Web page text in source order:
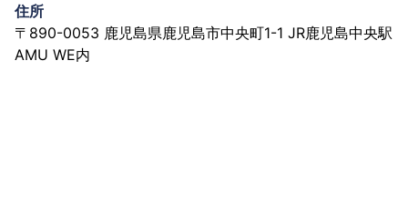
住所
〒890-0053 鹿児島県鹿児島市中央町1-1 JR鹿児島中央駅
AMU WE内